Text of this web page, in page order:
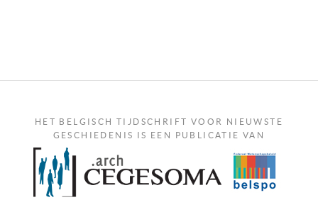
HET BELGISCH TIJDSCHRIFT VOOR NIEUWSTE
GESCHIEDENIS IS EEN PUBLICATIE VAN